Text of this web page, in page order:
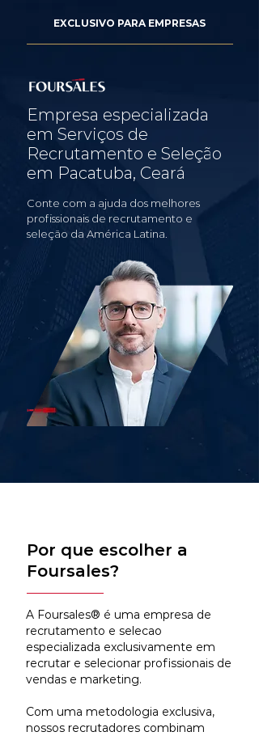
EXCLUSIVO PARA EMPRESAS
Empresa especializada
em Serviços de
Recrutamento e Seleção
em Pacatuba, Ceará
Conte com a ajuda dos melhores
profissionais de recrutamento e
seleção da América Latina.
Por que escolher a
Foursales?
A Foursales® é uma empresa de
recrutamento e selecao
especializada exclusivamente em
recrutar e selecionar profissionais de
vendas e marketing.
Com uma metodologia exclusiva,
nossos recrutadores combinam